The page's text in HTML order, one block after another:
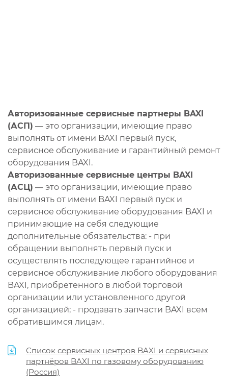
Авторизованные сервисные партнеры BAXI
(АСП) — это организации, имеющие право
выполнять от имени BAXI первый пуск,
сервисное обслуживание и гарантийный ремонт
оборудования BAXI.
Авторизованные сервисные центры BAXI
(АСЦ) — это организации, имеющие право
выполнять от имени BAXI первый пуск и
сервисное обслуживание оборудования BAXI и
принимающие на себя следующие
дополнительные обязательства: - при
обращении выполнять первый пуск и
осуществлять последующее гарантийное и
сервисное обслуживание любого оборудования
BAXI, приобретенного в любой торговой
организации или установленного другой
организацией; - продавать запчасти BAXI всем
обратившимся лицам.
Список сервисных центров BAXI и сервисных
партнёров BAXI по газовому оборудованию
(Россия)